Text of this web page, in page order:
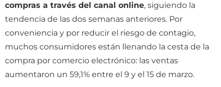
compras a través del canal online, siguiendo la
tendencia de las dos semanas anteriores. Por
conveniencia y por reducir el riesgo de contagio,
muchos consumidores están llenando la cesta de la
compra por comercio electrónico: las ventas
aumentaron un 59,1% entre el 9 y el 15 de marzo.